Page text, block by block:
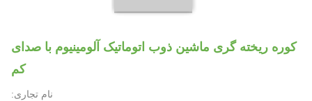
کوره ریخته گری ماشین ذوب اتوماتیک آلومینیوم با صدای
کم
نام تجاری: